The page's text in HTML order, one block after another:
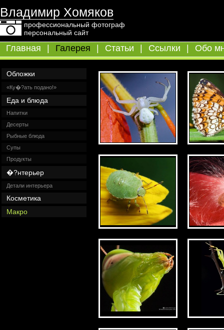
Владимир Хомяков
профессиональный фотограф
персональный сайт
Главная Галерея Статьи Ссылки Обо
Обложки
«Ку�?ать подано!»
Еда и блюда
Напитки
Десерты
Рыбные блюда
Супы
Продукты
�?нтерьер
Детали интерьера
Косметика
Макро